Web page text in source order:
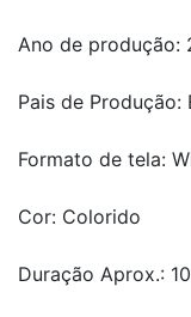
Ano de produção:
Pais de Produção:
Formato de tela:
Cor: Colorido
Duração Aprox.: